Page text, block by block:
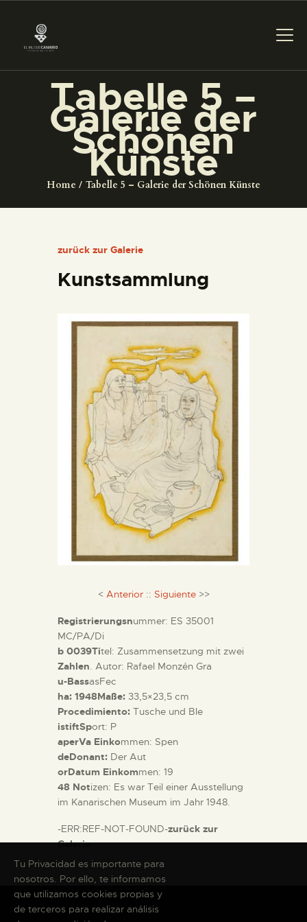
Tabelle 5 –
Galerie der
Schönen
Künste
Home Tabelle 5 – Galerie der Schönen Künste
DAS MUSEUM
DIENSTLEISTUNGEN
DIGITALE RESSOURCEN
DIGITALE RESSOURCEN
DEUTSCH
zurück zur Galerie
Kunstsammlung
< Anterior:: Siguiente>>
Registrierungsnummer: ES 35001
MC/PA/Di
b 0039Titel: Zusammensetzung mit zwei
Zahlen. Autor: Rafael Monzén Gra
u-BassasFec
ha: 1948Maße: 33,5×23,5 cm
Procedimiento: Tusche und Ble
istiftSport: P
aperVa Einkommen: Spen
deDonant: Der Aut
orDatum Einkommen: 19
48 Notizen: Es war Teil einer Ausstellung
im Kanarischen Museum im Jahr 1948.
-ERR:REF-NOT-FOUND-zurück zur
Galerie
Tu Privacidad es importante para
nosotros. Por ello, te informamos
que utilizamos cookies propias y
de terceros para realizar análisis